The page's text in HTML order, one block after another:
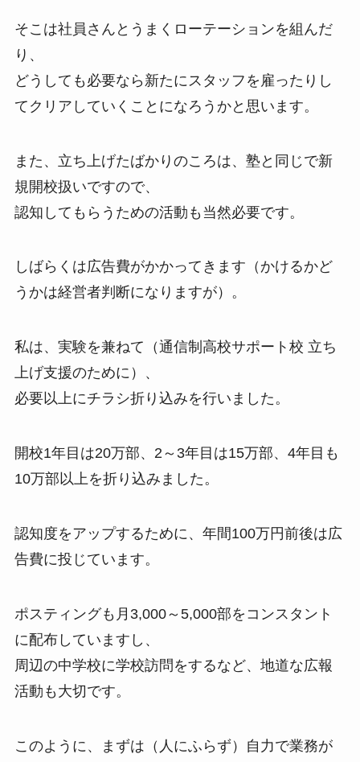
そこは社員さんとうまくローテーションを組んだ
り、
どうしても必要なら新たにスタッフを雇ったりし
てクリアしていくことになろうかと思います。
また、立ち上げたばかりのころは、塾と同じで新
規開校扱いですので、
認知してもらうための活動も当然必要です。
しばらくは広告費がかかってきます（かけるかど
うかは経営者判断になりますが）。
私は、実験を兼ねて（通信制高校サポート校 立ち
上げ支援のために）、
必要以上にチラシ折り込みを行いました。
開校1年目は20万部、2～3年目は15万部、4年目も
10万部以上を折り込みました。
認知度をアップするために、年間100万円前後は広
告費に投じています。
ポスティングも月3,000～5,000部をコンスタント
に配布していますし、
周辺の中学校に学校訪問をするなど、地道な広報
活動も大切です。
このように、まずは（人にふらず）自力で業務が